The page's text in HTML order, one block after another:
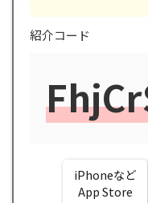
紹介コード
iPhoneなど
App Store